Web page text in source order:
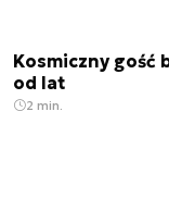
Kosmiczny gość
od lat
2 min.